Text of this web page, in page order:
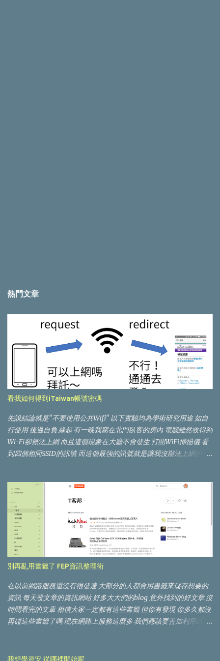
熱門文章
看我如何得到iTaiwan帳號密碼
先說結論就是"不要使用公共Wifi" 以下實驗均為學術研究用途 如自
行使用 後過自負 緣起 有一晚我窩在北門臥客的房內 電腦雖然收得到
Wi-Fi卻無法上網 而且這個現象在大廳不會發生 打開WiFi掃描儀 看
到四個相同SSID的訊號 而這個最強的訊號就是讓我沒辦法上網的原
要想題目 我就在我腦海把這個東西挖了出來 "相同SSID蓋台DoS攻擊
的防禦" 這是一個連網裝置連線設計的feature 在出現相同SSID的情
況下 裝置會選擇訊號最強的進行連線 不管裝置是否已經連線 想到的
解決方法是記憶MAC 但攻擊者也可以偽造MAC 這個題目就被我擱
置了 看到TDOH conf的徵稿 這個題目又被我挖出來了 把題目的重點
改成釣魚 但Wifi釣魚其實行之有年 究竟能玩出什麼新花樣呢 要釣就
要釣最大條的 "iTaiwan免費無線上網服務熱點數量在全台已逾8700
處，註冊人數超過460萬人" 要使用iTaiwan要先註冊帳號密碼 帳號
是使用者手機 密碼是使用者自訂 連上iTaiwan 會跳出登入視窗 這樣
的機制稱之為 Captive Portal Captive Portal運作的原理大致如下 手
機連上Wifi會測試網路的可用性 而不同OS有不同的測試路徑
Android: http://connectivitycheck.android.com/generate_204
些測試連線的response status 手機就可以知道Captive Portal的存在
別再亂用書籤了 FEP資訊整理術
在以前網路服務還沒有很發達 大部分的人都會用書籤來儲存想要的
資訊 每天發文章的資訊網站 好多大大們的blog 意外找到的好文章 沒
時間看完的文章 相信大家一定都有這些書籤 但你有發現 你多久都沒
再碰這些書籤了嗎 現在網路上服務這麼多 我們應該要善加利用這些
知道誰發佈了新文章 但你又不想每天花一堆時間去這些網站 你可以
我想學資安 從哪裡開始呢